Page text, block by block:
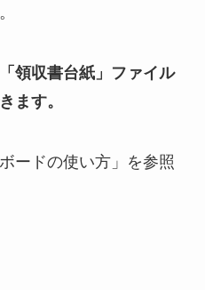
領収書台紙」ファイル
ます。
ードの使い方」を参照